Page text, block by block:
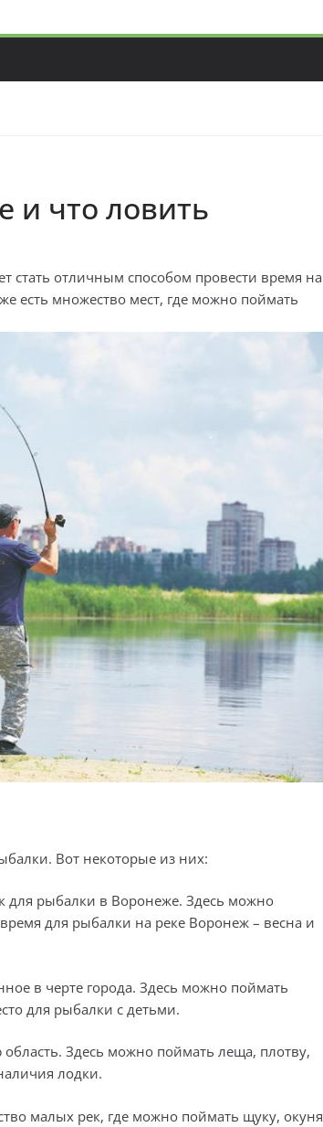
и что ловить
стать отличным способом провести время на
есть множество мест, где можно поймать
Вот некоторые из них:
для рыбалки в Воронеже. Здесь можно
для рыбалки на реке Воронеж – весна и
в черте города. Здесь можно поймать
для рыбалки с детьми.
Здесь можно поймать леща, плотву,
лодки.
малых рек, где можно поймать щуку, окуня